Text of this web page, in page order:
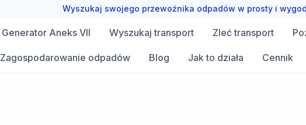
Wyszukaj swojego przewoźnika odpadów w prosty i
Generator Aneks VII Wyszukaj transport Zleć transport
Zagospodarowanie odpadów Blog Jak to działa Cennik